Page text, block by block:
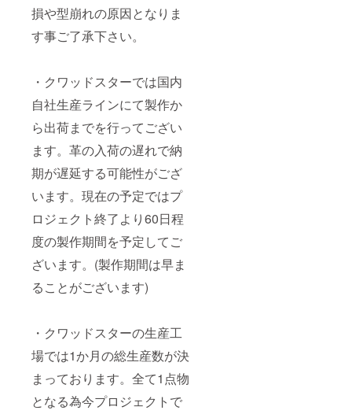
損や型崩れの原因となりま
す事ご了承下さい。
・クワッドスターでは国内
自社生産ラインにて製作か
ら出荷までを行ってござい
ます。革の入荷の遅れで納
期が遅延する可能性がござ
います。現在の予定ではプ
ロジェクト終了より60日程
度の製作期間を予定してご
ざいます。(製作期間は早ま
ることがございます)
・クワッドスターの生産工
場では1か月の総生産数が決
まっております。全て1点物
となる為今プロジェクトで